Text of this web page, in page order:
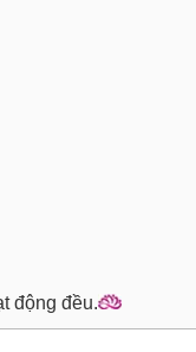
động đều.